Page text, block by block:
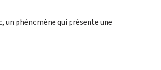
un phénomène qui présente une